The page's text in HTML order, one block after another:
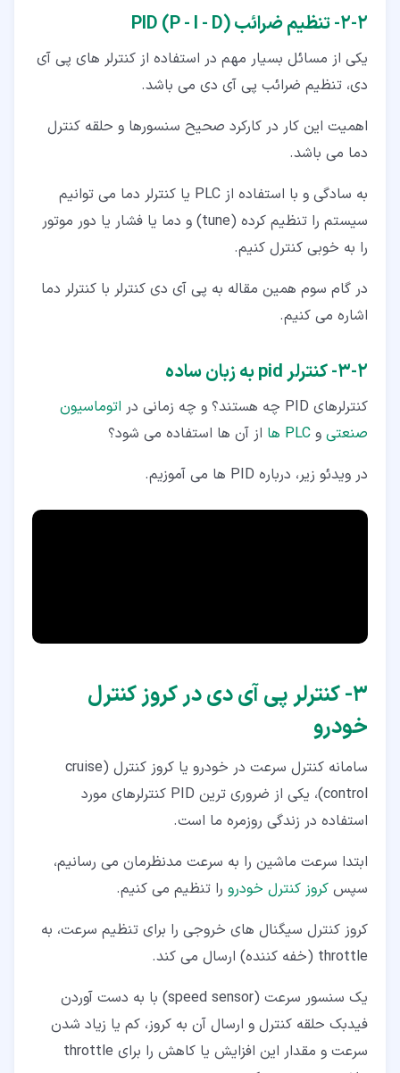
۲‏-‏۲‏- تنظیم ضرائب (PID (P - I - D
یکی از مسائل بسیار مهم در استفاده از کنترلر های پی آی
دی، تنظیم ضرائب پی آی دی می باشد.
اهمیت این کار در کارکرد صحیح سنسورها و حلقه کنترل
دما می باشد.
به سادگی و با استفاده از PLC یا کنترلر دما می توانیم
سیستم را تنظیم کرده (tune) و دما یا فشار یا دور موتور
را به خوبی کنترل کنیم.
در گام سوم همین مقاله به پی آی دی کنترلر با کنترلر دما
اشاره می کنیم.
۲‏-‏۳‏- کنترلر pid به زبان ساده
كنترلرهای PID چه هستند؟ و چه زمانی در
اتوماسیون
صنعتی و PLC ها
از آن ها استفاده می شود؟
در ویدئو زیر، درباره PID ها می آموزیم.
۳‏- کنترلر پی آی دی در کروز کنترل
خودرو
سامانه کنترل سرعت در خودرو یا کروز کنترل (cruise
control)، یکی از ضروری ترین PID کنترلرهای مورد
استفاده در زندگی روزمره ما است.
ابتدا سرعت ماشین را به سرعت مدنظرمان می رسانیم،
سپس کروز کنترل خودرو را تنظیم می­ کنیم.
کروز کنترل سیگنال ­های خروجی را برای تنظیم سرعت، به
throttle (خفه کننده) ارسال می کند.
یک سنسور سرعت (speed sensor) با به دست آوردن
فیدبک حلقه کنترل و ارسال آن به کروز، کم یا زیاد شدن
سرعت و مقدار این افزایش یا کاهش را برای throttle